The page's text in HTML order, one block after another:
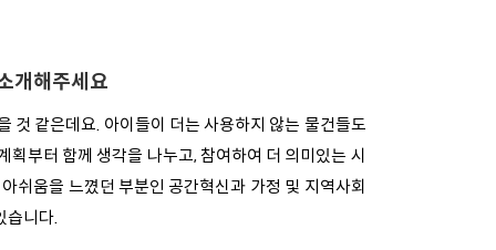
개해주세요
것 같은데요. 아이들이 더는 사용하지 않는 물건들도
부터 함께 생각을 나누고, 참여하여 더 의미있는 시
쉬움을 느꼈던 부분인 공간혁신과 가정 및 지역사회
습니다.